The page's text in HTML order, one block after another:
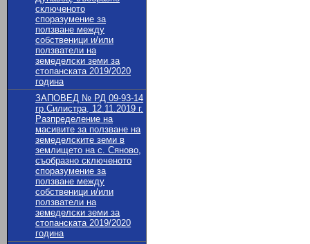
сключеното
споразумение за
ползване между
собственици и/или
ползватели на
земеделски земи за
стопанската 2019/2020
година
ЗАПОВЕД № РД 09-93-14
гр.Силистра, 12.11.2019 г.
Разпределение на
масивите за ползване на
земеделските земи в
землището на с. Сяново,
съобразно сключеното
споразумение за
ползване между
собственици и/или
ползватели на
земеделски земи за
стопанската 2019/2020
година